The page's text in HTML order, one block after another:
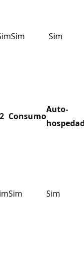
Sim Sim
Consumo
Auto-
Sim Sim